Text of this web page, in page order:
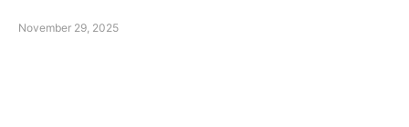
November 29, 2025